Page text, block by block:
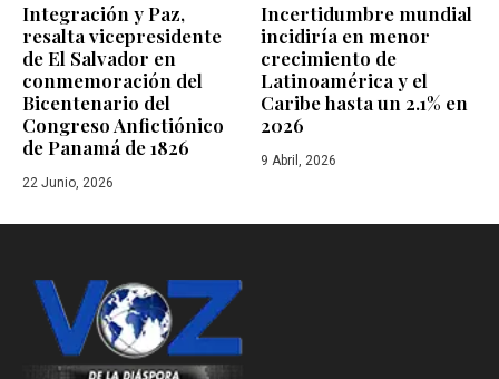
Integración y Paz,
resalta vicepresidente
de El Salvador en
conmemoración del
Bicentenario del
Congreso Anfictiónico
de Panamá de 1826
22 Junio, 2026
Incertidumbre mundial
incidiría en menor
crecimiento de
Latinoamérica y el
Caribe hasta un 2.1% en
2026
9 Abril, 2026